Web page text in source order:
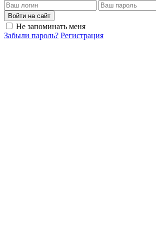
Войти на сайт
Не запоминать меня
Забыли пароль? Регистрация